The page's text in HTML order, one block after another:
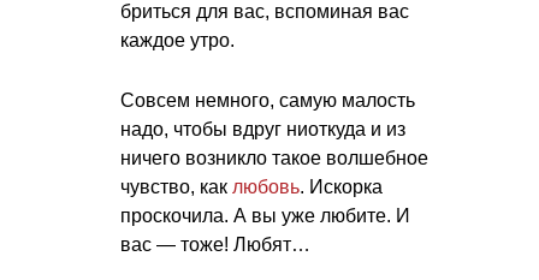
бриться для вас, вспоминая вас
каждое утро.
Совсем немного, самую малость
надо, чтобы вдруг ниоткуда и из
ничего возникло такое волшебное
чувство, как любовь. Искорка
проскочила. А вы уже любите. И
вас — тоже! Любят…